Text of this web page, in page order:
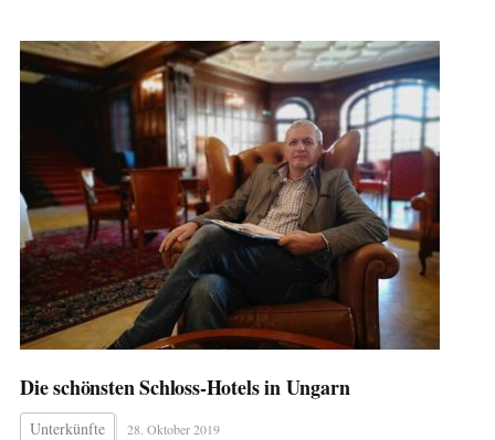
Die schönsten Schloss-Hotels in Ungarn
Unterkünfte 28. Oktober 2019